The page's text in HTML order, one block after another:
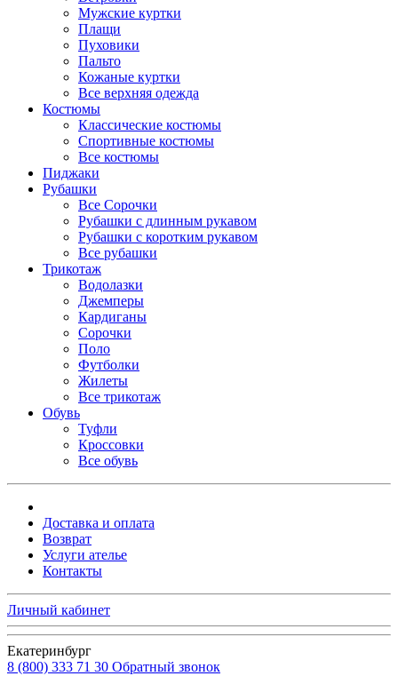
Мужские куртки
Плащи
Пуховики
Пальто
Кожаные куртки
Все верхняя одежда
Костюмы
Классические костюмы
Спортивные костюмы
Все костюмы
Пиджаки
Рубашки
Все Сорочки
Рубашки с длинным рукавом
Рубашки с коротким рукавом
Все рубашки
Трикотаж
Водолазки
Джемперы
Кардиганы
Сорочки
Поло
Футболки
Жилеты
Все трикотаж
Обувь
Туфли
Кроссовки
Все обувь
Доставка и оплата
Возврат
Услуги ателье
Контакты
Личный кабинет
Екатеринбург
8 (800) 333 71 30 Обратный звонок